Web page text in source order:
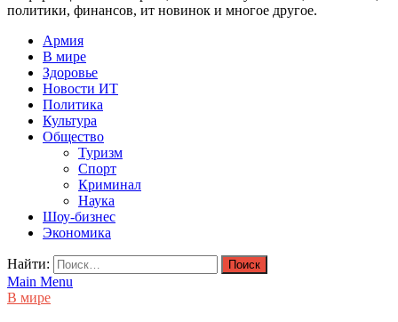
политики, финансов, ит новинок и многое другое.
Армия
В мире
Здоровье
Новости ИТ
Политика
Культура
Общество
Туризм
Спорт
Криминал
Наука
Шоу-бизнес
Экономика
Найти:
Main Menu
В мире